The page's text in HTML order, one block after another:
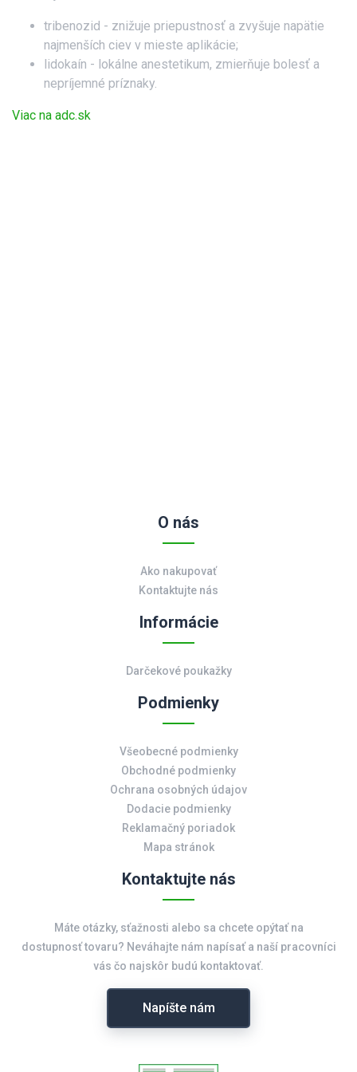
tribenozid - znižuje priepust­nosť a zvyšuje napätie
najmenších ciev v mieste aplikácie;
lidokaín - lokálne anestetikum, zmierňuje bolesť a
nepríjemné príznaky.
Viac na adc.sk
O nás
Ako nakupovať
Kontaktujte nás
Informácie
Darčekové poukažky
Podmienky
Všeobecné podmienky
Obchodné podmienky
Ochrana osobných údajov
Dodacie podmienky
Reklamačný poriadok
Mapa stránok
Kontaktujte nás
Máte otázky, sťažnosti alebo sa chcete opýtať na
dostupnosť tovaru? Neváhajte nám napísať a naší pracovníci
vás čo najskôr budú kontaktovať.
Napíšte nám